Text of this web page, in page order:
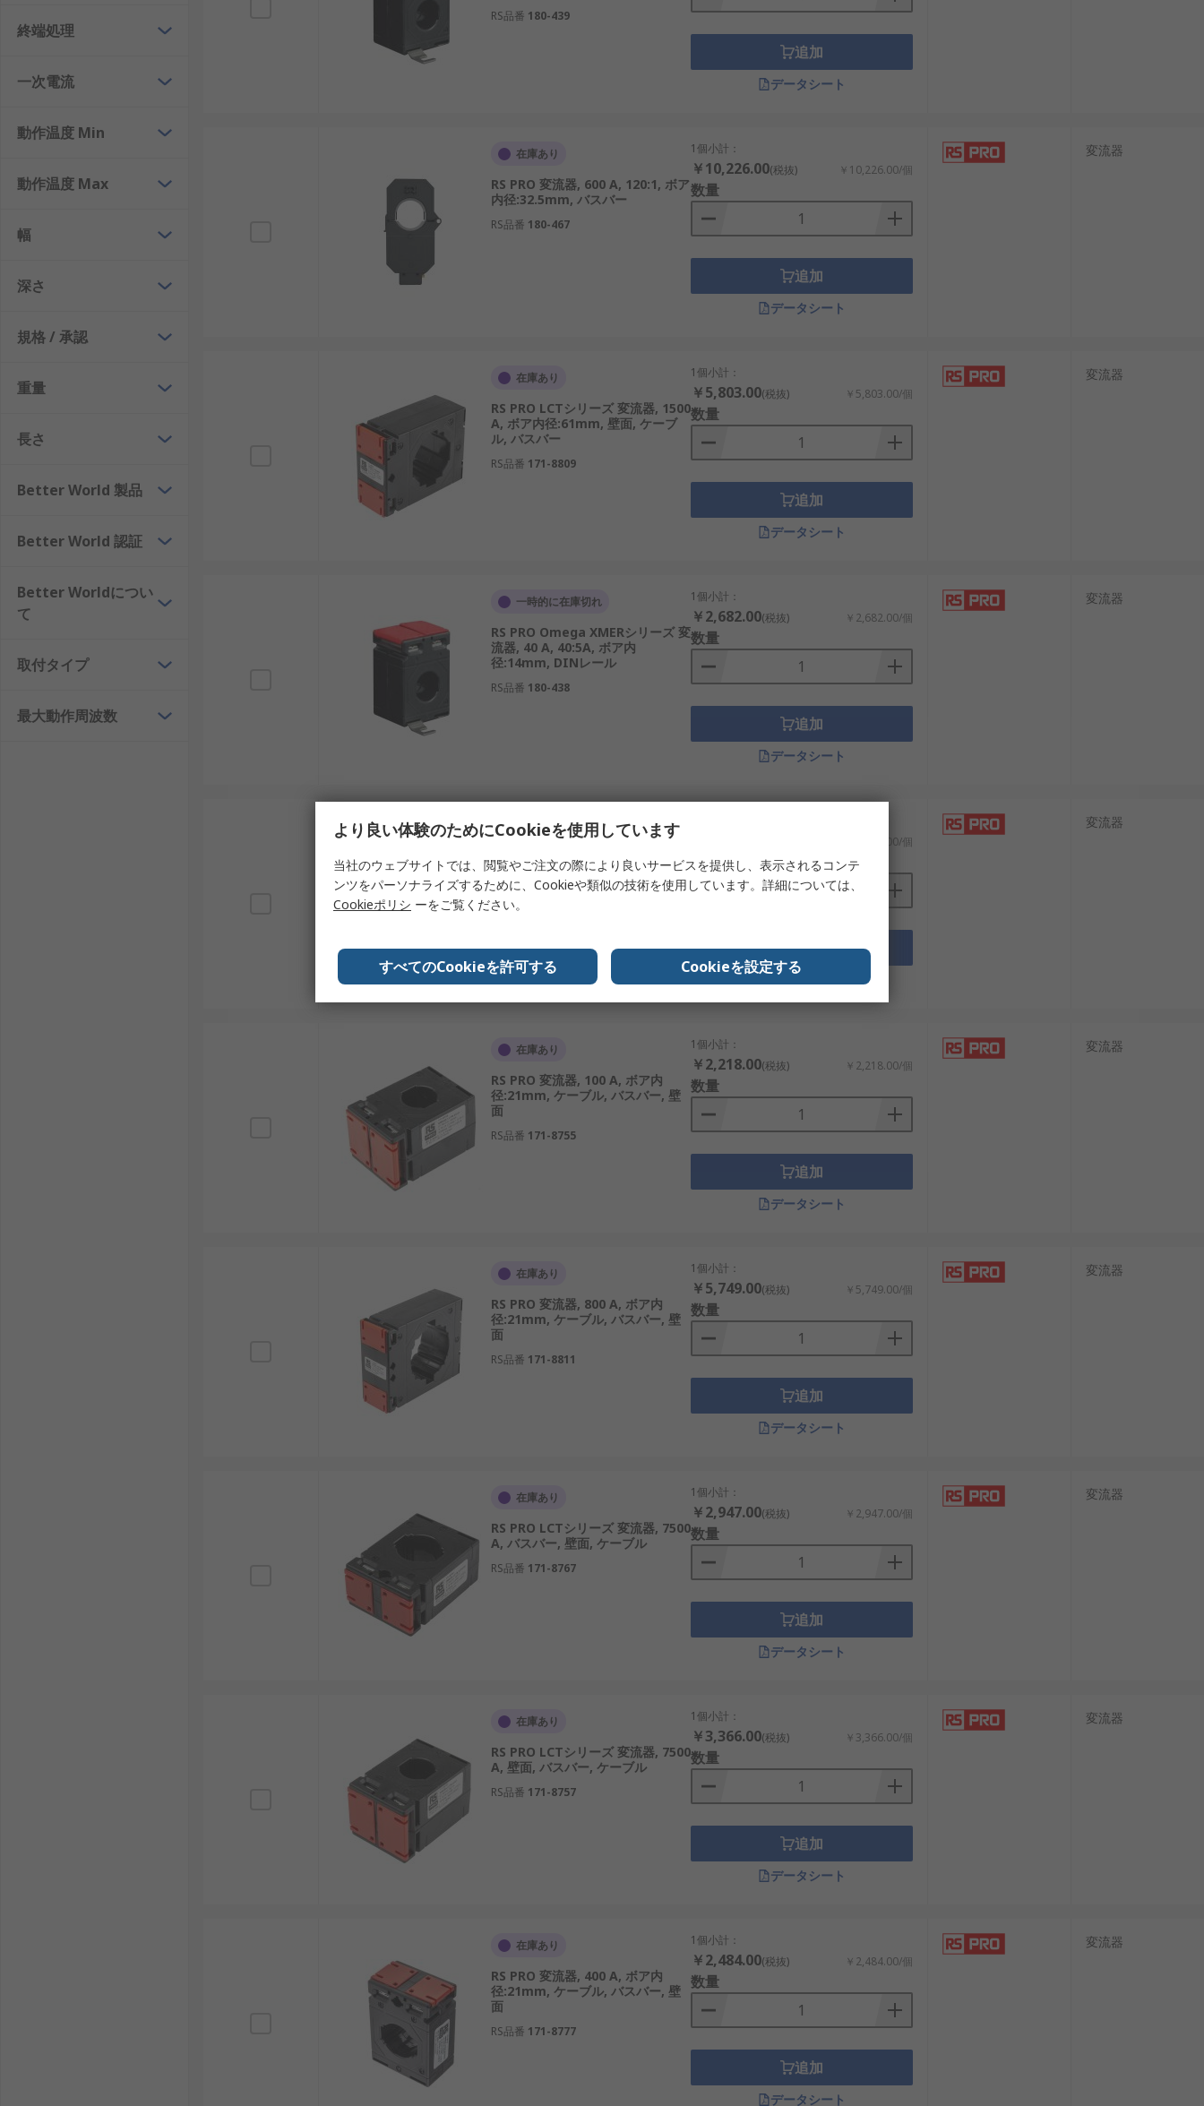
カレントトランスを導入することで、安全かつ効率的に電流を測定・監視できます。日本の産業やエネルギーインフラにおいて重要な理由があります。
安全性: 高電流を直接測定せずに低電流で監視可能です。例: 1kAを5Aに変換し、メーターで安全に表示。
多用途性: 発電、輸送、ロボティクスなど幅広い分野に対応できます。例: 物流倉庫のモーター監視、鉄道車両の電流制御。
耐久性: 産業用グレードのカレントトランスは長寿命で、過酷な環境にも対応します。例: 再生可能エネルギー施設、港湾クレーン設備。
コスト削減: 過負荷防止と効率的なエネルギー利用により、設備保護と運用コスト低減を実現します。例: スマートグリッド管理、AI制御工場。
デメリットとしては以下が挙げられます：
初期コスト: 高精度モデルは価格が高めです。
メンテナンス: 定期的な校正や点検が必要です。
カレントトランスの選び方
最適なカレントトランスを選定するためには、以下の要素を考慮する必要があります。
入力電流: 1kA、5A、10A、150A、200A、400Aなど、回路の最大電流に合わせます。
出力電流: 5A、25mA、50mA、330mV、1Vなど、接続する測定機器に適した出力を選びます。
取付タイプ: DINレール、貫通型、サーフェスマウント、パネル取付、ケーブルクランプなどの方法があります。
トランスの種類: 精密測定用、保護用、分割型、絶縁型など、用途に応じて選びます。
周波数特性: 50Hz/60Hzや高周波対応など、システムの周波数に適した特性を選びます。
カレントトランスは産業、商業、趣味の各分野で幅広く活用されます。国内のインフラや再生可能エネルギー分野でも需要が拡大しています。
発電・送電設備: 変電所や発電所で電流を監視し、保護リレーと連携します。
産業用ロボット: モーター駆動やAI制御ラインでの過負荷検知に役立ちます。
スマートホーム・DIY: 小型カレントトランスを用いた電力モニタリングや省エネプロジェクトに利用されます。
カレントトランスのメーカー
RS PRO: 幅広い電流レンジに対応する汎用カレントトランスを提供。
LEM: 高精度でエネルギー計測に強みを持つ国際ブランド。
Siemens: グローバルな電力制御・自動化ソリューションを提供。
村田製作所: 日本国内で高品質な電子部品を製造し、IoTやロボティクスに対応。
オムロン: 日本の大手自動化機器メーカーで、産業計測に強みを持っています。
カレントトランスは、安全で効率的な電流監視を可能にし、エネルギー管理や設備保護に欠かせない要素です。国内の再生可能エネルギー拡大や産業自動化の
進展に伴い、今後さらに重要性が増すでしょう。適切なカレントトランスを選定し活用することで、持続可能で安定した電力運用を実現できます。
RSは、日本全国で使用されるカレントトランスの世界的なサプライヤーとして認知されています。当社は、日本の高い性能・信頼性基準を満たすカレントトラ
ンスを提供しており、産業用途から革新的なプロジェクトまで対応する幅広いカレントトランスを卸売価格で取り扱っています。おすすめ品や交換部品も低価
配送ページをご確認ください。
終端処理
一次電流
動作温度 Min
動作温度 Max
幅
深さ
規格 / 承認
重量
長さ
Better World 製品
Better World 認証
Better Worldについ
て
取付タイプ
最大動作周波数
RS品番 180-439
追加
データシート
在庫あり
RS PRO 変流器, 600 A, 120:1, ボア
内径:32.5mm, バスバー
RS品番 180-467
1個小計：
￥10,226.00(税抜) ￥10,226.00/個
数量
追加
データシート
変流器
在庫あり
RS PRO LCTシリーズ 変流器, 1500
A, ボア内径:61mm, 壁面, ケーブ
ル, バスバー
RS品番 171-8809
1個小計：
￥5,803.00(税抜) ￥5,803.00/個
数量
追加
データシート
変流器
一時的に在庫切れ
RS PRO Omega XMERシリーズ 変
流器, 40 A, 40:5A, ボア内
径:14mm, DINレール
RS品番 180-438
1個小計：
￥2,682.00(税抜) ￥2,682.00/個
数量
追加
データシート
変流器
在庫限り
RS PRO 変流器, 15 A, ボア内
径:5mm, PCBマウント
RS品番
￥562.00/個
数量
追加
データシート
変流器
在庫あり
RS PRO 変流器, 100 A, ボア内
径:21mm, ケーブル, バスバー, 壁
面
RS品番 171-8755
1個小計：
￥2,218.00(税抜) ￥2,218.00/個
数量
追加
データシート
変流器
在庫あり
RS PRO 変流器, 800 A, ボア内
径:21mm, ケーブル, バスバー, 壁
面
RS品番 171-8811
1個小計：
￥5,749.00(税抜) ￥5,749.00/個
数量
追加
データシート
変流器
在庫あり
RS PRO LCTシリーズ 変流器, 7500
A, バスバー, 壁面, ケーブル
RS品番 171-8767
1個小計：
￥2,947.00(税抜) ￥2,947.00/個
数量
追加
データシート
変流器
在庫あり
RS PRO LCTシリーズ 変流器, 7500
A, 壁面, バスバー, ケーブル
RS品番 171-8757
1個小計：
￥3,366.00(税抜) ￥3,366.00/個
数量
追加
データシート
変流器
在庫あり
RS PRO 変流器, 400 A, ボア内
径:21mm, ケーブル, バスバー, 壁
面
RS品番 171-8777
1個小計：
￥2,484.00(税抜) ￥2,484.00/個
数量
追加
データシート
変流器
より良い体験のためにCookieを使用しています
当社のウェブサイトでは、閲覧やご注文の際により良いサービスを提供し、表示されるコンテ
ンツをパーソナライズするために、Cookieや類似の技術を使用しています。詳細については、
Cookieポリシ ーをご覧ください。
すべてのCookieを許可する Cookieを設定する